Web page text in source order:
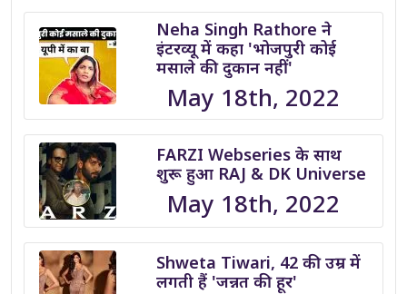
Neha Singh Rathore ने
इंटरव्यू में कहा 'भोजपुरी कोई
मसाले की दुकान नहीं'
May 18th, 2022
FARZI Webseries के साथ
शुरू हुआ RAJ & DK Universe
May 18th, 2022
Shweta Tiwari, 42 की उम्र में
लगती हैं 'जन्नत की हूर'